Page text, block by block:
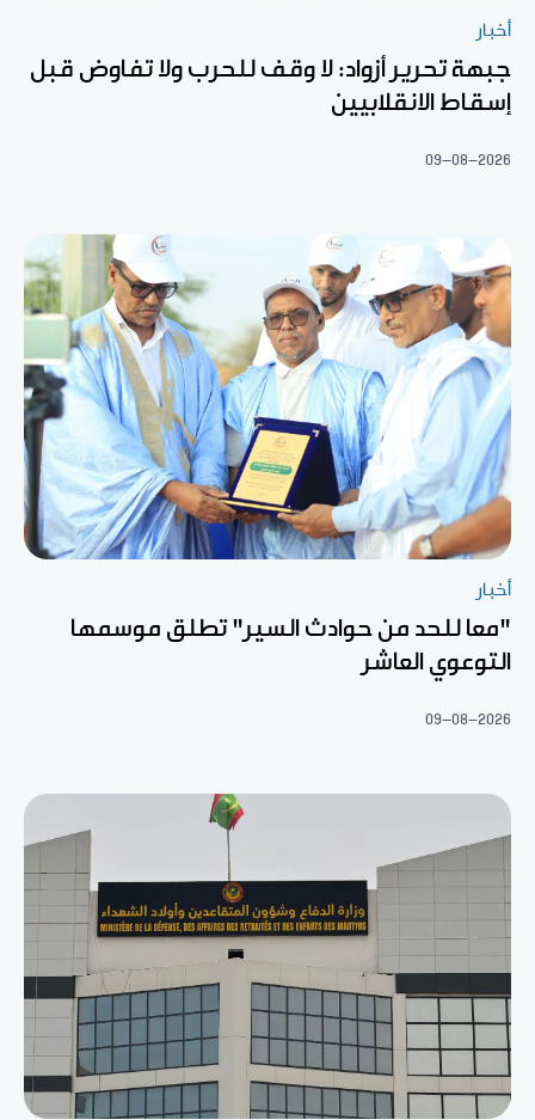
أخبار
جبهة تحرير أزواد: لا وقف للحرب ولا تفاوض قبل
إسقاط الانقلابيين
09-08-2026
أخبار
"معا للحد من حوادث السير" تطلق موسمها
التوعوي العاشر
09-08-2026